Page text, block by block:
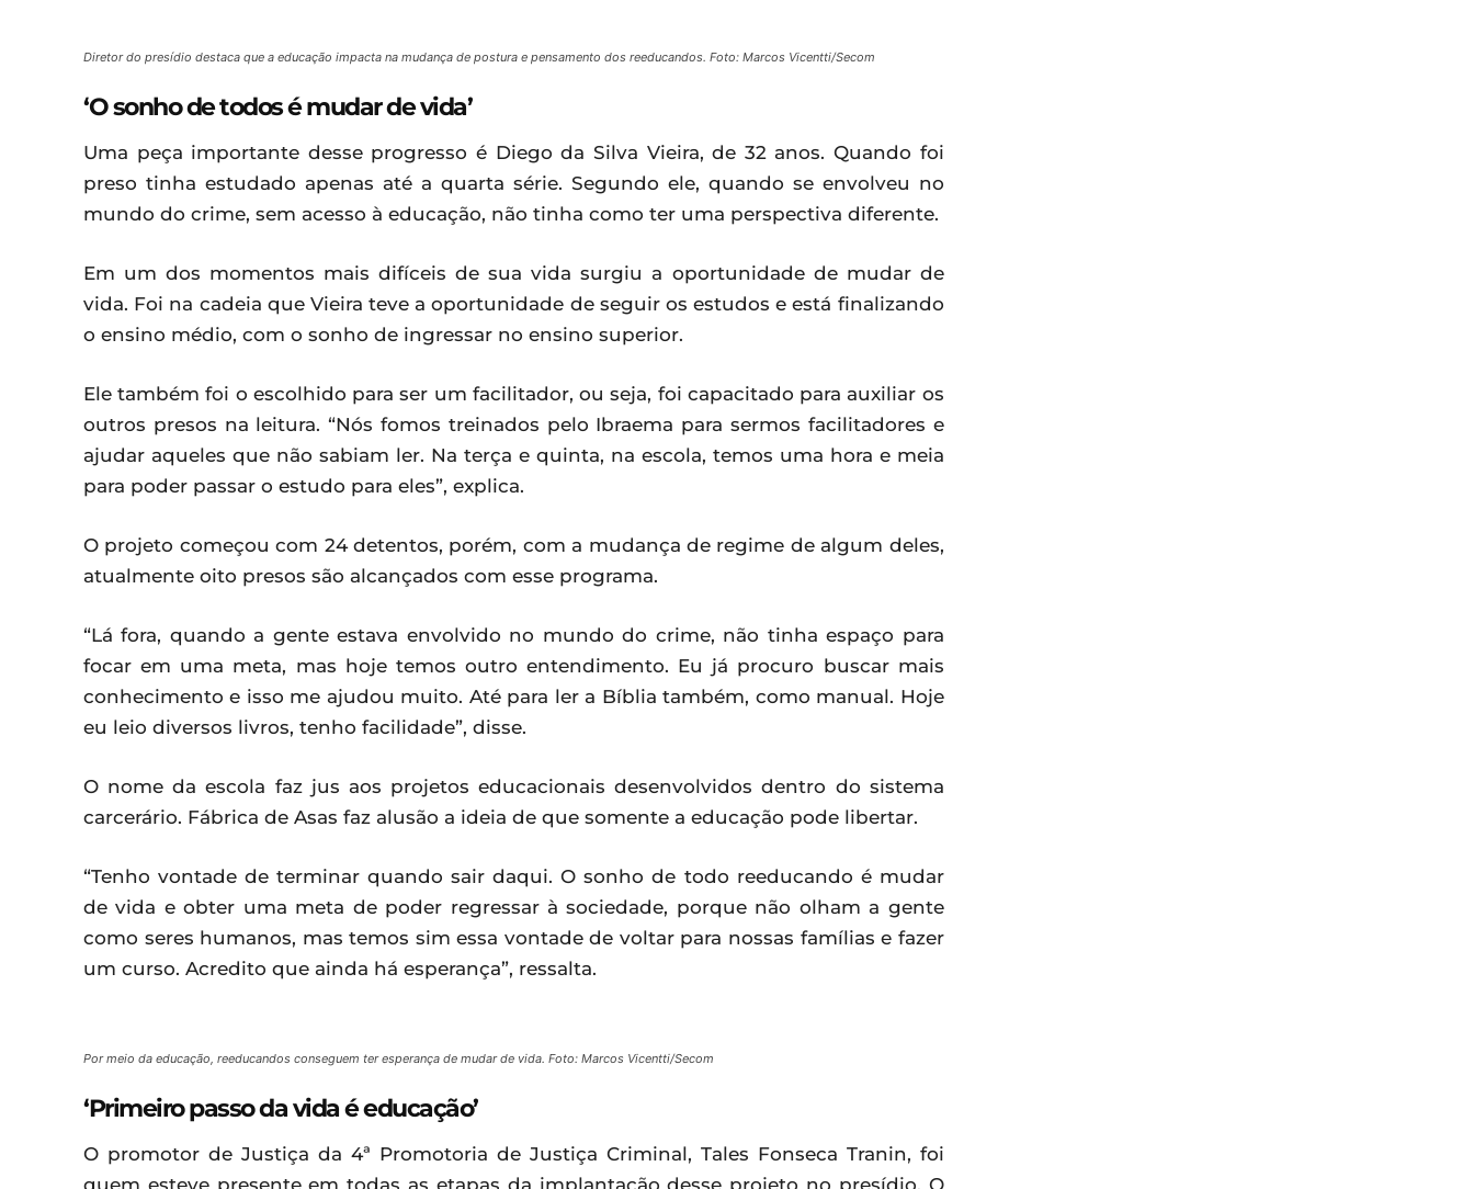
Diretor do presídio destaca que a educação impacta na mudança de postura e pensamento dos reeducandos. Foto: Marcos Vicentti/Secom
‘O sonho de todos é mudar de vida’
Uma peça importante desse progresso é Diego da Silva Vieira, de 32 anos. Quando foi
preso tinha estudado apenas até a quarta série. Segundo ele, quando se envolveu no
mundo do crime, sem acesso à educação, não tinha como ter uma perspectiva diferente.
Em um dos momentos mais difíceis de sua vida surgiu a oportunidade de mudar de
vida. Foi na cadeia que Vieira teve a oportunidade de seguir os estudos e está finalizando
o ensino médio, com o sonho de ingressar no ensino superior.
Ele também foi o escolhido para ser um facilitador, ou seja, foi capacitado para auxiliar os
outros presos na leitura. “Nós fomos treinados pelo Ibraema para sermos facilitadores e
ajudar aqueles que não sabiam ler. Na terça e quinta, na escola, temos uma hora e meia
para poder passar o estudo para eles”, explica.
O projeto começou com 24 detentos, porém, com a mudança de regime de algum deles,
atualmente oito presos são alcançados com esse programa.
“Lá fora, quando a gente estava envolvido no mundo do crime, não tinha espaço para
focar em uma meta, mas hoje temos outro entendimento. Eu já procuro buscar mais
conhecimento e isso me ajudou muito. Até para ler a Bíblia também, como manual. Hoje
eu leio diversos livros, tenho facilidade”, disse.
O nome da escola faz jus aos projetos educacionais desenvolvidos dentro do sistema
carcerário. Fábrica de Asas faz alusão a ideia de que somente a educação pode libertar.
“Tenho vontade de terminar quando sair daqui. O sonho de todo reeducando é mudar
de vida e obter uma meta de poder regressar à sociedade, porque não olham a gente
como seres humanos, mas temos sim essa vontade de voltar para nossas famílias e fazer
um curso. Acredito que ainda há esperança”, ressalta.
Por meio da educação, reeducandos conseguem ter esperança de mudar de vida. Foto: Marcos Vicentti/Secom
‘Primeiro passo da vida é educação’
O promotor de Justiça da 4ª Promotoria de Justiça Criminal, Tales Fonseca Tranin, foi